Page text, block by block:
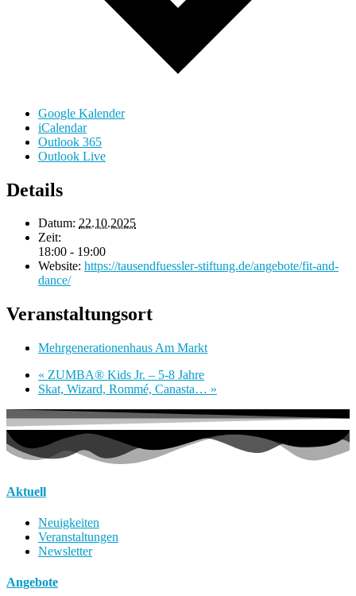
Google Kalender
iCalendar
Outlook 365
Outlook Live
Details
Datum: 22.10.2025
Zeit:
18:00 - 19:00
Website: https://tausendfuessler-stiftung.de/angebote/fit-and-
dance/
Veranstaltungsort
Mehrgenerationenhaus Am Markt
« ZUMBA® Kids Jr. – 5-8 Jahre
Skat, Wizard, Rommé, Canasta… »
Aktuell
Neuigkeiten
Veranstaltungen
Newsletter
Angebote